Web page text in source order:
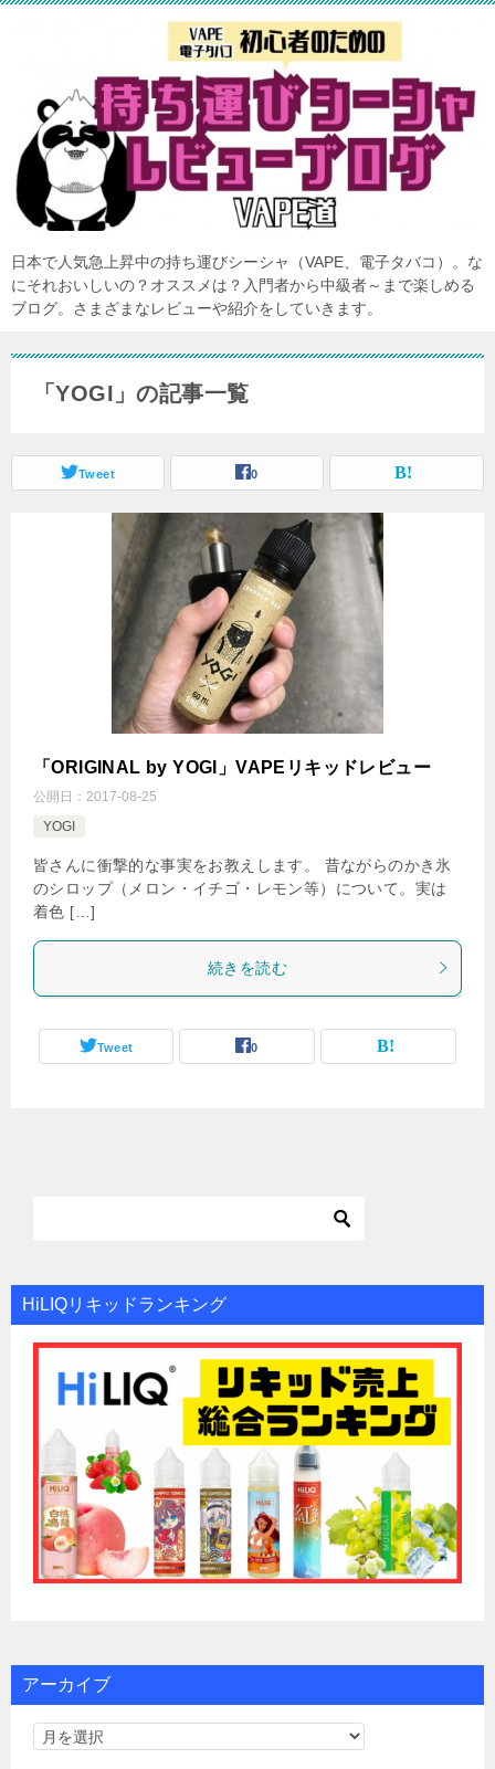
日本で人気急上昇中の持ち運びシーシャ（VAPE、電子タバコ）。な
にそれおいしいの？オススメは？入門者から中級者～まで楽しめる
ブログ。さまざまなレビューや紹介をしていきます。
「YOGI」の記事一覧
Tweet 0
「ORIGINAL by YOGI」VAPEリキッドレビュー
公開日： 2017-08-25
YOGI
皆さんに衝撃的な事実をお教えします。 昔ながらのかき氷
のシロップ（メロン・イチゴ・レモン等）について。実は
着色 […]
続きを読む
Tweet 0
HiLIQリキッドランキング
アーカイブ